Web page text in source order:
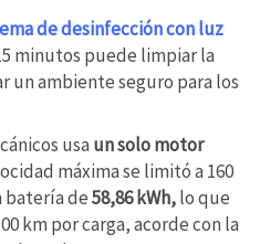
de desinfección con luz
minutos puede limpiar la
un ambiente seguro para los
usa un solo motor
máxima se limitó a 160
batería de58,86 kWh,lo que
km por carga, acorde con la